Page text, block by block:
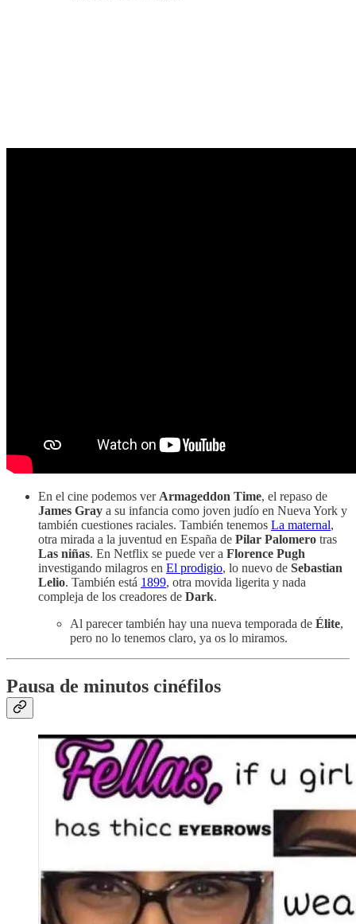
En el cine podemos ver Armageddon Time, el repaso de
James Gray a su infancia como joven judío en Nueva York y
también cuestiones raciales. También tenemos La maternal,
otra mirada a la juventud en España de Pilar Palomero tras
Las niñas. En Netflix se puede ver a Florence Pugh
investigando milagros en El prodigio, lo nuevo de Sebastian
Lelio. También está 1899, otra movida ligerita y nada
compleja de los creadores de Dark.
Al parecer también hay una nueva temporada de Élite,
pero no lo tenemos claro, ya os lo miramos.
Pausa de minutos cinéfilos